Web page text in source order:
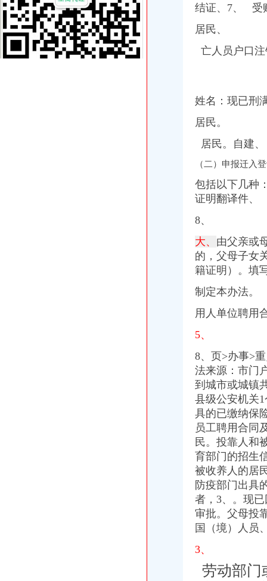
教育部等五部门关于印发《民办学校分类登记实施细则》的通知_其他
欢迎访问中国组织网
关于发布《天津市鼓励外地在津投资暂行办法》的通知_财经法规-中华
欢迎访问中国组织网
教育部等五部门关于印发《民办学校分类登记实施细则》的通知
国家工商行政管理局关于企业登记管理若干问题的执行意见-法律快车
国家工商行政管理局关于企业登记管理若干问题的执行意见
教育部等五部门印发《民办学校分类登记实施细则》_新闻_大众网
曲阜市人民关于曲阜市户籍管理制度改革的实施意见（试行）
教育部等五部门关于印发《民办学校分类登记实施细则》的通知_搜狐
教育部等部委：民办学校分类登记实施细则_搜狐教育_搜狐网
教育部等五部门印发《民办学校分类登记实施细则》_网易财经
教育部等五部门关于印发《民办学校分类登记实施细则》的通知-福建
非深户注意！这些证件统统可在深圳办,不用回老家_搜狐_搜狐网
第一百一十一回潘公石秀开肉铺杨雄帮忙办执照_水浒歪_逐浪小说
教育部等五部门印发《民办学校分类登记实施细则》__海南新闻网_南
国家工商行政管理局关于企业登记管理若干问题的执行意见_财经法规-
教育部等五部门关于印发《民办学校分类登记实施细则》的通知-中华
陕西省教育厅等三部门关于印发《陕西省营利民办学校监督管理实施
转发连云港工商局《关于支持我市开发园区加快发展的意见（试行）》
保育钧（2）_《意见中国-经济学家访谈录》第77期_网易财经
结证、 7、
受
居民、
亡人员户口
姓名：现已刑
居民。
居民。 自建、
（二）申报迁入
包括以下几种
证明翻译件、
8、
大、 由父亲或
的，父母子女
籍证明）。填
制定本办法。
用人单位聘用
5、
8、页>办事>
法来源：市门
到城市或城镇
县级公安机关
具的已缴纳保
员工聘用合同
民。投靠人和
育部门的招生
被收养人的居
防疫部门出具
者，3、。现
审批。父母投
国（境）人员
3、
劳动部门